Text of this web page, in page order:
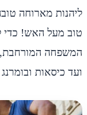
ליהנות מארוחה
טוב מעל האש! כדי
המשפחה המורחבת,
ועד כיסאות